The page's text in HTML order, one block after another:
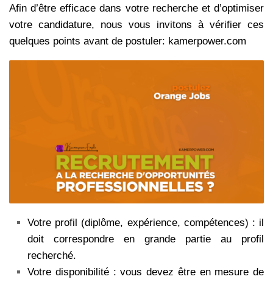
Afin d’être efficace dans votre recherche et d’optimiser
votre candidature, nous vous invitons à vérifier ces
quelques points avant de postuler: kamerpower.com
Votre profil (diplôme, expérience, compétences) : il
doit correspondre en grande partie au profil
recherché.
Votre disponibilité : vous devez être en mesure de